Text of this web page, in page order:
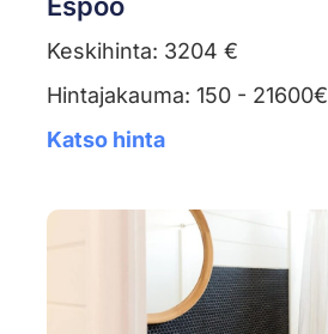
Espoo
Keskihinta: 3204 €
Hintajakauma: 150 - 21600€
Katso hinta